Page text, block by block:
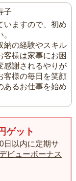
子
いますので、初め
納の経験やスキル
客様は家事にお困
感謝されるやりが
客様の毎日を笑顔
あるお仕事を始め
ゲット
日以内に定期サ
ビューボーナス